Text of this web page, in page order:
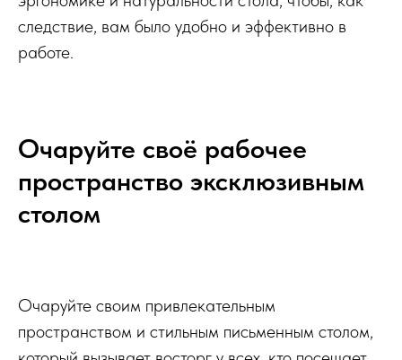
следствие, вам было удобно и эффективно в
работе.
Очаруйте своё рабочее
пространство эксклюзивным
столом
Очаруйте своим привлекательным
пространством и стильным письменным столом,